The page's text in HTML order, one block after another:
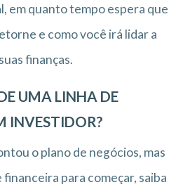
em quanto tempo espera que
e como você irá lidar a
finanças.
UMA LINHA DE
INVESTIDOR?
o plano de negócios, mas
para começar, saiba